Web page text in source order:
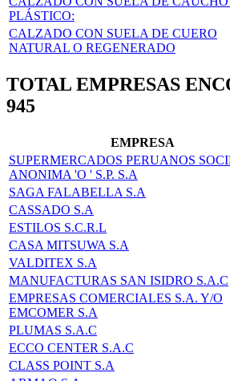
PLÁSTICO:
CALZADO CON SUELA DE CUERO
NATURAL O REGENERADO
TOTAL EMPRESAS
945
EMPRESA
SUPERMERCADOS PERUANOS
ANONIMA 'O ' S.P. S.A
SAGA FALABELLA S.A
CASSADO S.A
ESTILOS S.C.R.L
CASA MITSUWA S.A
VALDITEX S.A
MANUFACTURAS SAN ISIDRO S.A.C
EMPRESAS COMERCIALES S.A. Y/O
EMCOMER S.A
PLUMAS S.A.C
ECCO CENTER S.A.C
CLASS POINT S.A